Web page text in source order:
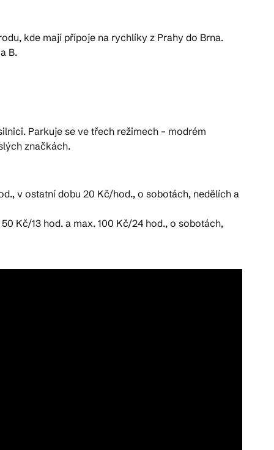
kde mají přípoje na rychlíky z Prahy do Brna.
B.
Parkuje se ve třech režimech – modrém
značkách.
v ostatní dobu 20 Kč/hod., o sobotách, nedělích a
Kč/13 hod. a max. 100 Kč/24 hod., o sobotách,